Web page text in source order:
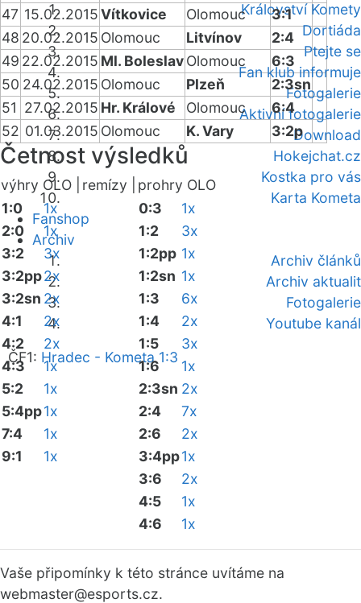
Království Komety
Dortiáda
Ptejte se
Fan klub informuje
Fotogalerie
Aktivní fotogalerie
Download
Hokejchat.cz
Kostka pro vás
Karta Kometa
Fanshop
Archiv
Archiv článků
Archiv aktualit
Fotogalerie
Youtube kanál
ČF1: Hradec - Kometa 1:3
47 15.02.2015Vítkovice Olomouc
3:1
48 20.02.2015 Olomouc Litvínov
2:4
49 22.02.2015 Ml. BoleslavOlomouc
6:3
50 24.02.2015 Olomouc Plzeň
2:3sn
51 27.02.2015 Hr. Králové Olomouc
6:4
52 01.03.2015 Olomouc K. Vary 3:2p
Četnost výsledků
výhry OLO | remízy |
prohry OLO
1:0
1x
2:0
1x
3:2
3x
3:2pp2x
3:2sn 2x
4:1
2x
4:2
2x
4:3
1x
5:2
1x
5:4pp1x
7:4
1x
9:1
1x
0:3
1x
1:2
3x
1:2pp 1x
1:2sn 1x
1:3
6x
1:4
2x
1:5
3x
1:6
1x
2:3sn 2x
2:4
7x
2:6
2x
3:4pp1x
3:6
2x
4:5
1x
4:6
1x
Vaše připomínky k této stránce uvítáme na
webmaster@esports.cz.